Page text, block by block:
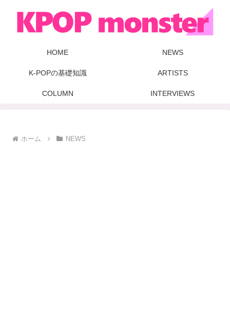
HOME NEWS
K-POPの基礎知識 ARTISTS
COLUMN INTERVIEWS
ホーム NEWS